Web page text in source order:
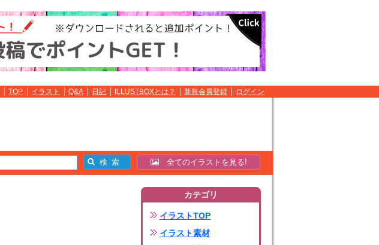
TOP イラスト Q&A 日記 ILLUSTBOXとは？ 新規会員登録 ログイン
全てのイラストを見る!
カテゴリ
イラストTOP
イラスト素材